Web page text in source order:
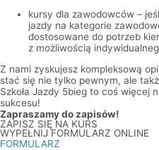
kursy dla zawodowców –
jazdy na kategorie
dostosowane do potrzeb
z możliwością
Z nami zyskujesz kompleksową
stać się nie tylko pewnym, ale
Szkoła Jazdy 5bieg to coś więcej
sukcesu!
Zapraszamy do zapisów!
ZAPISZ SIĘ NA KURS
WYPEŁNIJ FORMULARZ ONLINE
FORMULARZ